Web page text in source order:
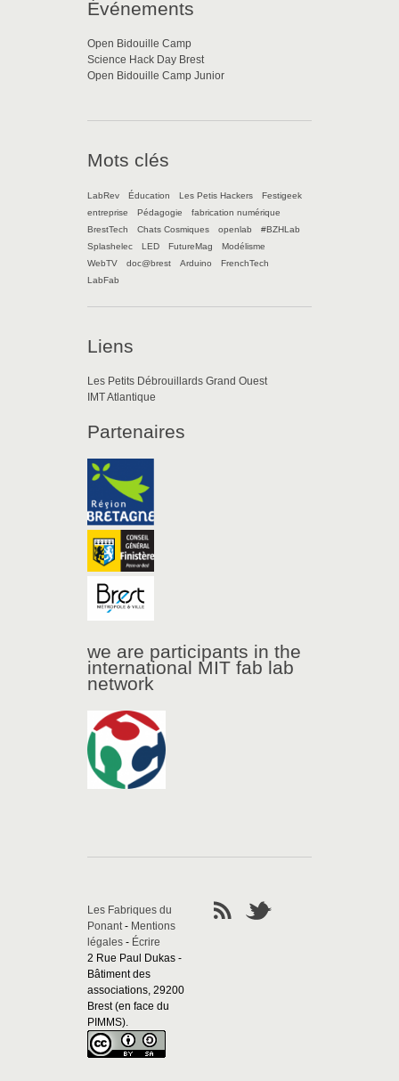
Événements
Open Bidouille Camp
Science Hack Day Brest
Open Bidouille Camp Junior
Mots clés
LabRev Éducation Les Petis Hackers
Festigeek
entreprise
Pédagogie
fabrication numérique
BrestTech
Chats Cosmiques openlab
#BZHLab
Splashelec
LED FutureMag
Modélisme
WebTV
doc@brest Arduino
FrenchTech
LabFab
Liens
Les Petits Débrouillards Grand Ouest
IMT Atlantique
Partenaires
we are participants in the
international MIT fab lab
network
Les Fabriques du
Ponant- Mentions
légales - Écrire
2 Rue Paul Dukas -
Bâtiment des
associations, 29200
Brest (en face du
PIMMS).